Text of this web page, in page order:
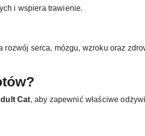
i wspiera trawienie.
rozwój serca, mózgu, wzroku oraz
Cat, aby zapewnić właściwe